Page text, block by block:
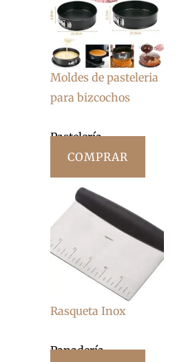
Moldes de pasteleria
para bizcochos
Pastelería
COMPRAR
Rasqueta Inox
Panadería